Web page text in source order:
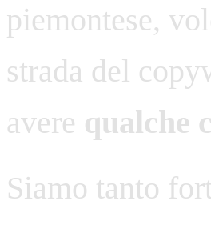
piemontese,
strada del
avere qualche
Siamo tanto